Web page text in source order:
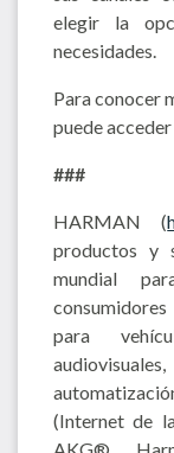
elegir la
necesidades.
Para conocer
puede acceder
###
HARMAN (
productos y
mundial
para
(Internet de